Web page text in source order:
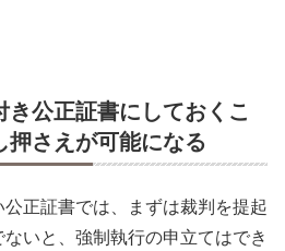
公正証書にしておくこ
押さえが可能になる
正証書では、まずは裁判を提起
いと、強制執行の申立てはでき